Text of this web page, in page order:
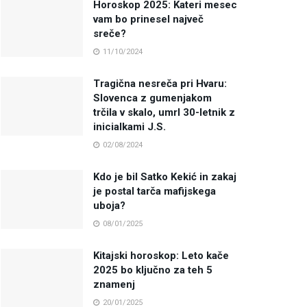
Horoskop 2025: Kateri mesec
vam bo prinesel največ
sreče?
11/10/2024
Tragična nesreča pri Hvaru:
Slovenca z gumenjakom
trčila v skalo, umrl 30-letnik z
inicialkami J.S.
02/08/2024
Kdo je bil Satko Kekić in zakaj
je postal tarča mafijskega
uboja?
08/01/2025
Kitajski horoskop: Leto kače
2025 bo ključno za teh 5
znamenj
20/01/2025